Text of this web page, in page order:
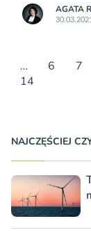
AGATA
… 6 7
14
NAJCZĘŚCIEJ